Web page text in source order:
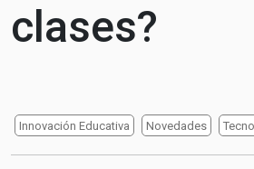
clases?
Innovación Educativa Novedades